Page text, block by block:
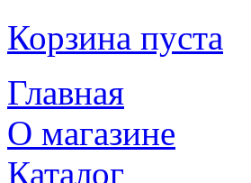
Корзина пуста
Главная
О магазине
Каталог